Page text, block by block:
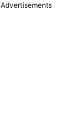
Advertisements